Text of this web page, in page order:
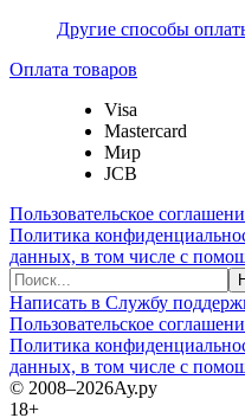
Другие способы
Оплата товаров
Visa
Mastercard
Мир
JCB
Пользовательское
Политика
данных, в том числе с
Написать в Службу
Пользовательское
Политика
данных, в том числе с
© 2008–2026Ау.ру
18+